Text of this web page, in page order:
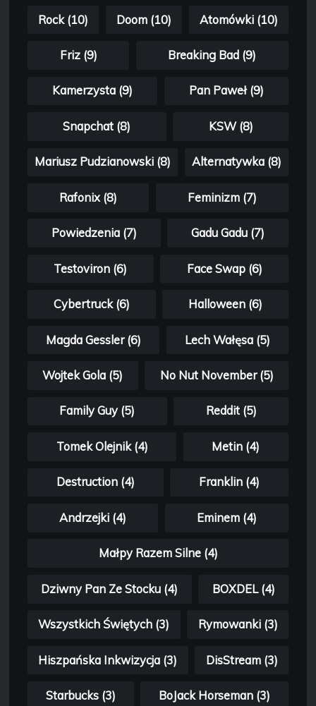
Rock (10) Doom (10) Atomówki (10)
Friz (9) Breaking Bad (9)
Kamerzysta (9) Pan Paweł (9)
Snapchat (8) KSW (8)
Mariusz Pudzianowski (8) Alternatywka (8)
Rafonix (8) Feminizm (7)
Powiedzenia (7) Gadu Gadu (7)
Testoviron (6) Face Swap (6)
Cybertruck (6) Halloween (6)
Magda Gessler (6) Lech Wałęsa (5)
Wojtek Gola (5) No Nut November (5)
Family Guy (5) Reddit (5)
Tomek Olejnik (4) Metin (4)
Destruction (4) Franklin (4)
Andrzejki (4) Eminem (4)
Małpy Razem Silne (4)
Dziwny Pan Ze Stocku (4) BOXDEL (4)
Wszystkich Świętych (3) Rymowanki (3)
Hiszpańska Inkwizycja (3) DisStream (3)
Starbucks (3) BoJack Horseman (3)